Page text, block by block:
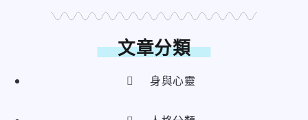
文章分類
身與心靈